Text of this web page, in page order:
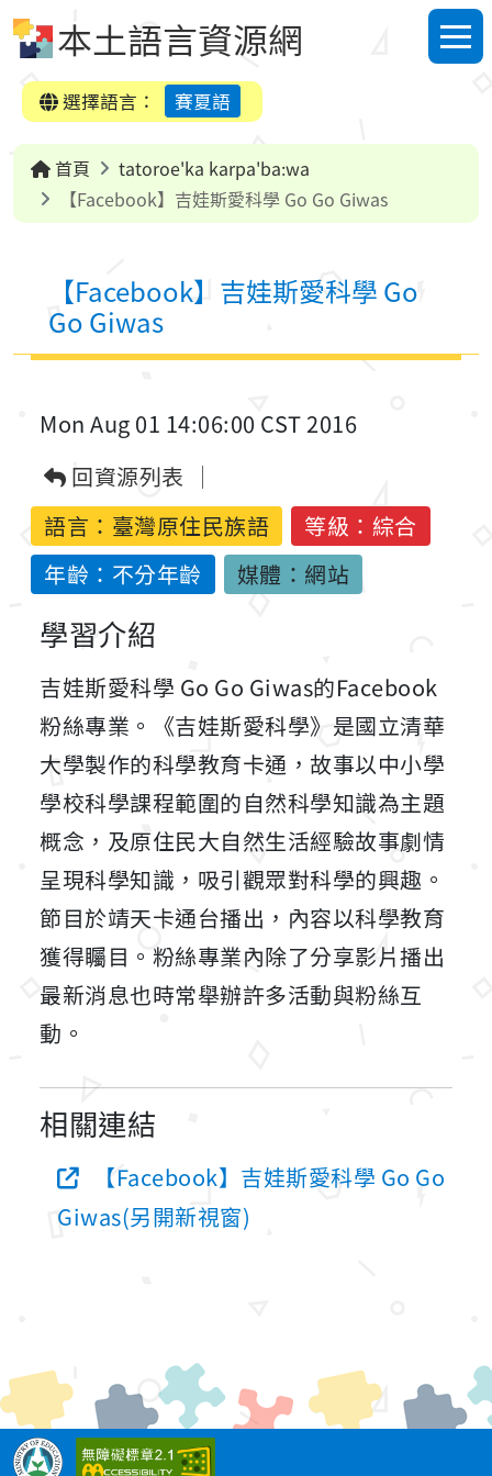
本土語言資源網
選單
選擇語言：
賽夏語
首頁
tatoroe'ka karpa'ba:wa
【Facebook】吉娃斯愛科學 Go Go Giwas
【Facebook】吉娃斯愛科學 Go
Go Giwas
Mon Aug 01 14:06:00 CST 2016
回資源列表
語言： 臺灣原住民族語
等級：綜合
年齡：不分年齡
媒體：網站
學習介紹
吉娃斯愛科學 Go Go Giwas的Facebook
粉絲專業。《吉娃斯愛科學》是國立清華
大學製作的科學教育卡通，故事以中小學
學校科學課程範圍的自然科學知識為主題
概念，及原住民大自然生活經驗故事劇情
呈現科學知識，吸引觀眾對科學的興趣。
節目於靖天卡通台播出，內容以科學教育
獲得矚目。粉絲專業內除了分享影片播出
最新消息也時常舉辦許多活動與粉絲互
動。
相關連結
【Facebook】吉娃斯愛科學 Go Go
Giwas(另開新視窗)